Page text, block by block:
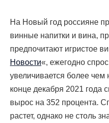
На Новый год россияне
винные напитки и вина,
предпочитают игристое
Новости«, ежегодно
увеличивается более чем
конце декабря 2021 года
вырос на 352 процента.
растет, однако не столь